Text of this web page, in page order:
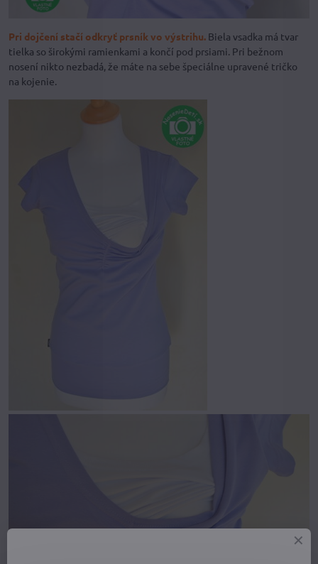
Pri dojčení stačí odkryť prsník vo výstrihu. Biela vsadka má tvar
tielka so širokými ramienkami a končí pod prsiami. Pri bežnom
nosení nikto nezbadá, že máte na sebe špeciálne upravené tričko
na kojenie.